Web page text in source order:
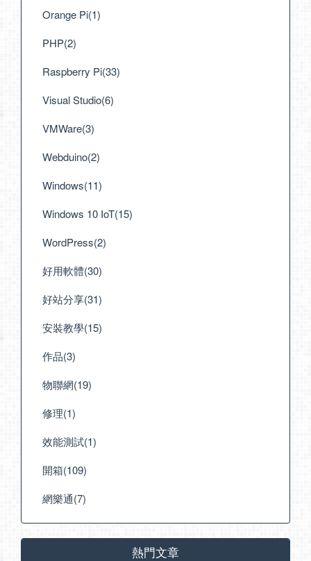
Orange Pi(1)
PHP(2)
Raspberry Pi(33)
Visual Studio(6)
VMWare(3)
Webduino(2)
Windows(11)
Windows 10 IoT(15)
WordPress(2)
好用軟體(30)
好站分享(31)
安裝教學(15)
作品(3)
物聯網(19)
修理(1)
效能測試(1)
開箱(109)
網樂通(7)
熱門文章